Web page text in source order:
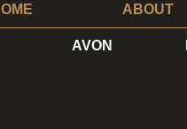
ABOUT
AVON